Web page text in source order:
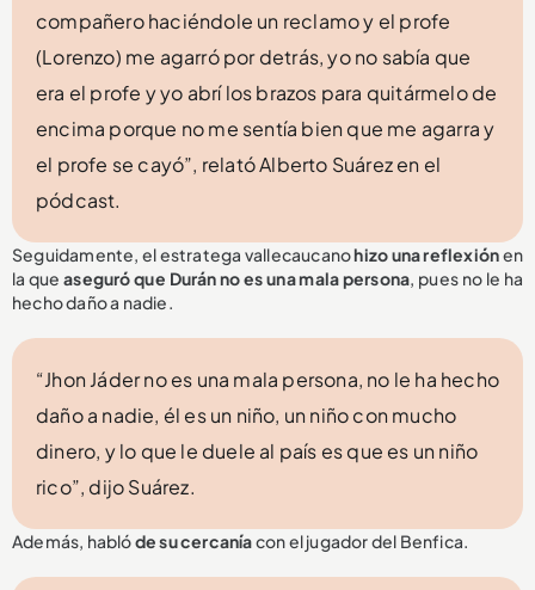
compañero haciéndole un reclamo y el profe
(Lorenzo) me agarró por detrás, yo no sabía que
era el profe y yo abrí los brazos para quitármelo de
encima porque no me sentía bien que me agarra y
el profe se cayó”, relató Alberto Suárez en el
pódcast.
Seguidamente, el estratega vallecaucanohizo una reflexiónen
la queaseguró que Durán no es una mala persona, pues no le ha
hecho daño a nadie.
“Jhon Jáder no es una mala persona, no le ha hecho
daño a nadie, él es un niño, un niño con mucho
dinero, y lo que le duele al país es que es un niño
rico”, dijo Suárez.
Además, hablóde su cercaníacon el jugador del Benfica.